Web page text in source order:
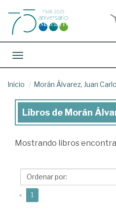
Toggle navigation
Inicio Morán Álvarez, Juan
Libros
Morán
Juan
Carlos
Libros de Morán
Mostrando libros
« 1